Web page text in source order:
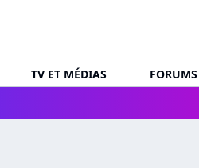
TV ET MÉDIAS
FORUMS